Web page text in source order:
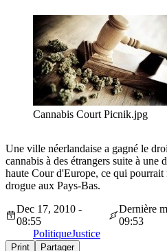
Cannabis Court Picnik.jpg
Une ville néerlandaise a gagné le
cannabis à des étrangers suite à une
haute Cour d'Europe, ce qui pourrait
drogue aux Pays-Bas.
Dec 17, 2010 -
08:55
Dernière
09:53
PolitiqueJustice
Print Partager